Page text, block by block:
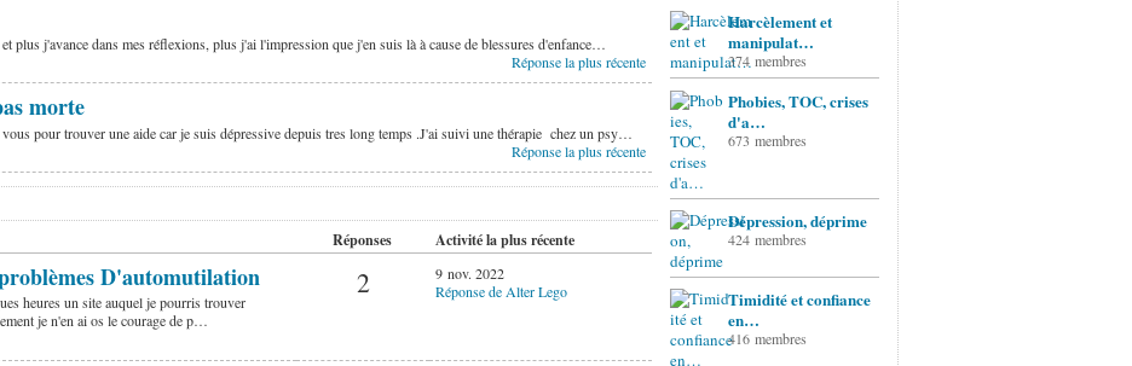
plus j'avance dans mes réflexions, plus j'ai l'impression que j'en suis là à cause de blessures d'enfance…
Réponse la plus récente
morte
pour trouver une aide car je suis dépressive depuis tres long temps .J'ai suivi une thérapie chez un psy…
Réponse la plus récente
Réponses Activité la plus récente
D'automutilation
heures un site auquel je pourris trouver
je n'en ai os le courage de p…
2
9 nov. 2022
Réponse de Alter Lego
Harcèlement et
manipulat…
374 membres
Phobies, TOC, crises
d'a…
673 membres
Dépression, déprime
424 membres
Timidité et confiance
en…
416 membres